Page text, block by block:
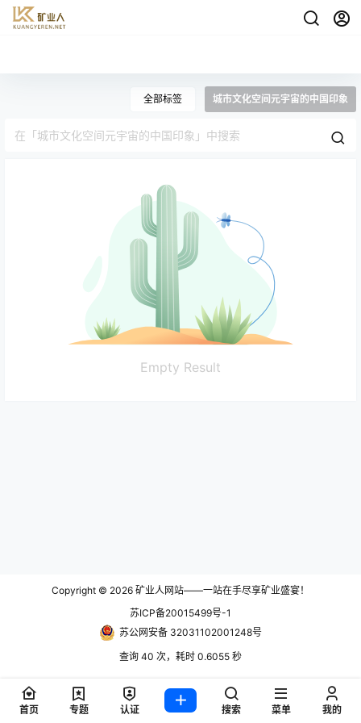
全部标签 城市文化空间元宇宙的中国印象
Empty Result
Copyright © 2026 矿业人网站——一站在手尽享矿业盛宴！
苏ICP备20015499号-1
苏公网安备 32031102001248号
查询 40 次，耗时 0.6055 秒
首页 专题 认证 搜索 菜单 我的